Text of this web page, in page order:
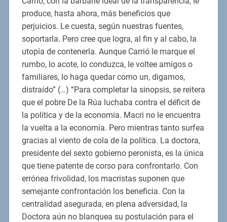
produce, hasta ahora, más beneficios que
perjuicios. Le cuesta, según nuestras fuentes,
soportarla. Pero cree que logra, al fin y al cabo, la
utopía de contenerla. Aunque Carrió le marque el
rumbo, lo acote, lo conduzca, le voltee amigos o
familiares, lo haga quedar como un, digamos,
distraído” (…) “Para completar la sinopsis, se reitera
que el pobre De la Rúa luchaba contra el déficit de
la política y de la economía. Macri no le encuentra
la vuelta a la economía. Pero mientras tanto surfea
gracias al viento de cola de la política. La doctora,
presidente del sexto gobierno peronista, es la única
que tiene patente de corso para confrontarlo. Con
errónea frivolidad, los macristas suponen que
semejante confrontación los beneficia. Con la
centralidad asegurada, en plena adversidad, la
Doctora aún no blanquea su postulación para el